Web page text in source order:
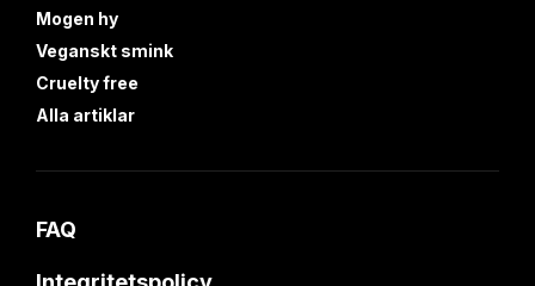
Mogen hy
Veganskt smink
Cruelty free
Alla artiklar
FAQ